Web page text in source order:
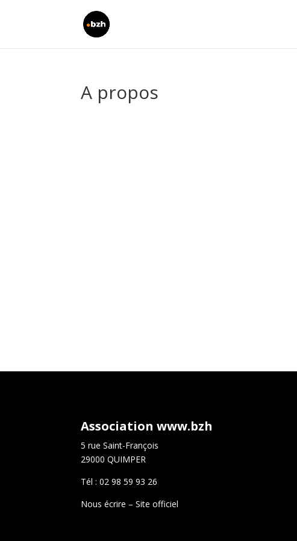
A propos
Association www.bzh
5 rue Saint-François
29000 QUIMPER
Tél : 02 98 59 93 26
Nous écrire – Site officiel